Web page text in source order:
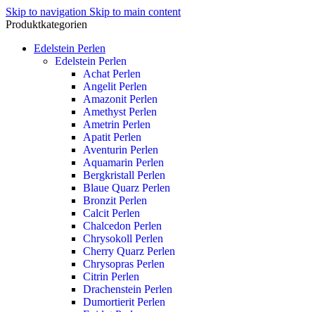
Skip to navigation Skip to main content
Produktkategorien
Edelstein Perlen
Edelstein Perlen
Achat Perlen
Angelit Perlen
Amazonit Perlen
Amethyst Perlen
Ametrin Perlen
Apatit Perlen
Aventurin Perlen
Aquamarin Perlen
Bergkristall Perlen
Blaue Quarz Perlen
Bronzit Perlen
Calcit Perlen
Chalcedon Perlen
Chrysokoll Perlen
Cherry Quarz Perlen
Chrysopras Perlen
Citrin Perlen
Drachenstein Perlen
Dumortierit Perlen